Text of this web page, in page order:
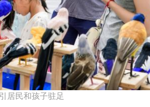
居民和孩子驻足